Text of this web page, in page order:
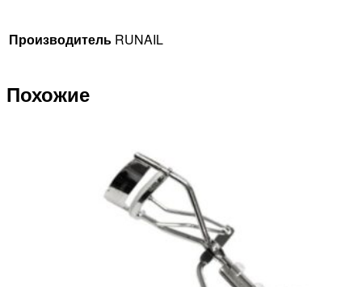
Производитель RUNAIL
Похожие